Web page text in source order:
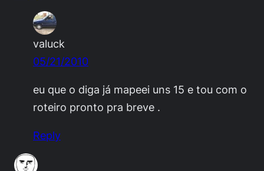
valuck
05/21/2010
eu que o diga já mapeei uns 15 e tou com o
roteiro pronto pra breve .
Reply